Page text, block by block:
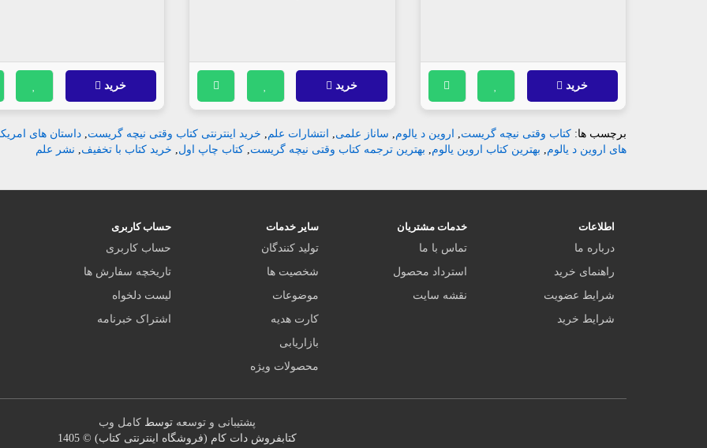
خرید خرید خرید
برچسب ها: کتاب وقتی نیچه گریست, اروین د یالوم, ساناز علمی, انتشارات علم, خرید اینترنتی کتاب وقتی نیچه گریست, داستان های
های اروین د یالوم, بهترین کتاب اروین یالوم, بهترین ترجمه کتاب وقتی نیچه گریست, کتاب چاپ اول, خرید کتاب با تخفیف, نشر علم
اطلاعات
درباره ما
راهنمای خرید
شرایط عضویت
شرایط خرید
خدمات مشتریان
تماس با ما
استرداد محصول
نقشه سایت
سایر خدمات
تولید کنندگان
شخصیت ها
موضوعات
کارت هدیه
بازاریابی
محصولات ویژه
حساب کاربری
حساب کاربری
تاریخچه سفارش ها
لیست دلخواه
اشتراک خبرنامه
پشتیبانی و توسعه توسطکامل وب
کتابفروش دات کام (فروشگاه اینترنتی کتاب) © 1405